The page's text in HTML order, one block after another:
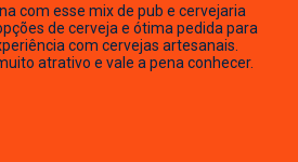
com esse mix de pub e cervejaria
de cerveja e ótima pedida para
com cervejas artesanais.
atrativo e vale a pena conhecer.